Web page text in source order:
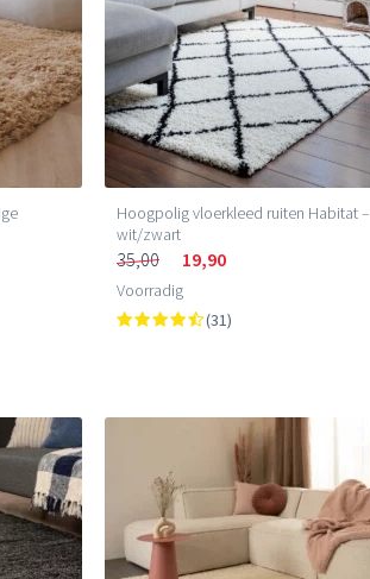
Hoogpolig vloerkleed ruiten Habitat –
wit/zwart
35,00 19,90
Voorradig
(31)